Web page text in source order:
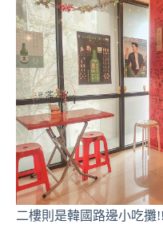
二樓則是韓國路邊小吃攤